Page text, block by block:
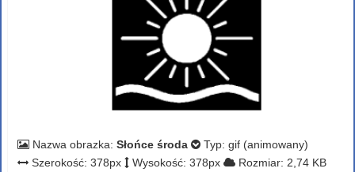
Nazwa obrazka: Słońce środa
Typ: gif (animowany)
Szerokość: 378px Wysokość: 378px
Rozmiar: 2,74 KB